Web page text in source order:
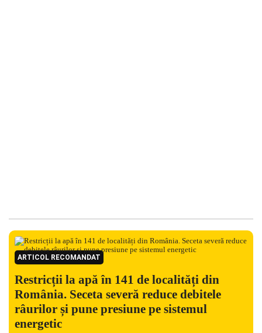
ARTICOL RECOMANDAT
Restricții la apă în 141 de localități din
România. Seceta severă reduce debitele
râurilor și pune presiune pe sistemul
energetic